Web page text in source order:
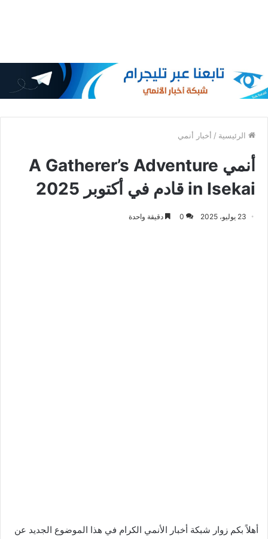
الرئيسية / أخبار أنمي
أنمي A Gatherer’s Adventure
in Isekai قادم في أكتوبر 2025
23 يوليو، 2025 0 دقيقة واحدة
أهلاً بكم زوار شبكة أخبار الأنمي الكرام في هذا الموضوع الجديد عن